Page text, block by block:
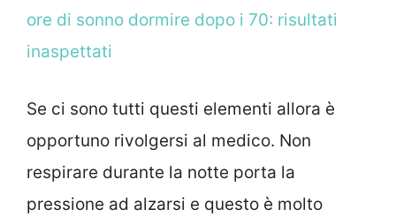
ore di sonno dormire dopo i 70: risultati
inaspettati
Se ci sono tutti questi elementi allora è
opportuno rivolgersi al medico. Non
respirare durante la notte porta la
pressione ad alzarsi e questo è molto